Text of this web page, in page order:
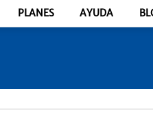
PLANES AYUDA